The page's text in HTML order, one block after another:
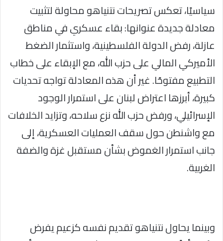
سياسيًا، تعكس تصريحات نتنياهو محاولة لتثبيت
معادلة جديدة عنوانها: بقاء عسكري في مناطق
عازلة، رفض الدولة الفلسطينية، واستثمار الضغط
الأميركي المالي على حزب الله، مع الإبقاء على خطاب
التطبيع مفتوحًا. غير أن هذه المعادلة تواجه تحديات
كبيرة، أبرزها اعتراض لبنان على استمرار الوجود
الإسرائيلي، ورفض حزب الله نزع سلاحه، وتزايد الخلافات
مع واشنطن حول سقف العمليات العسكرية، إلى
جانب استمرار الغموض بشأن مستقبل غزة والضفة
الغربية.
وبينما يحاول نتنياهو تقديم نفسه كزعيم يفرض